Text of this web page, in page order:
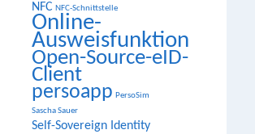
NFC NFC-Schnittstelle
Online-
Ausweisfunktion
Open-Source-eID-
Client
persoapp PersoSim
Sascha Sauer
Self-Sovereign Identity